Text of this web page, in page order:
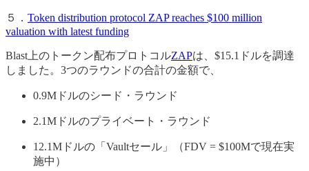
５． Token distribution protocol ZAP reaches $100 million
valuation with latest funding
Blast上のトークン配布プロトコルZAPは、$15.1ドルを調達
しました。3つのラウンドの合計の金額で、
0.9Mドルのシード・ラウンド
2.1Mドルのプライベート・ラウンド
12.1Mドルの「Vaultセール」（FDV = $100Mで現在実
施中）